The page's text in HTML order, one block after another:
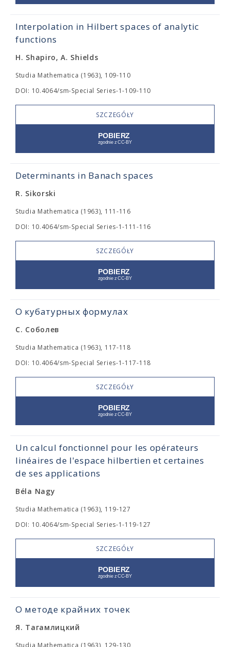
Interpolation in Hilbert spaces of analytic
functions
H. Shapiro, A. Shields
Studia Mathematica (1963), 109-110
DOI: 10.4064/sm-Special Series-1-109-110
SZCZEGÓŁY
Determinants in Banach spaces
R. Sikorski
Studia Mathematica (1963), 111-116
DOI: 10.4064/sm-Special Series-1-111-116
SZCZEGÓŁY
О кубатурных формулах
С. Соболев
Studia Mathematica (1963), 117-118
DOI: 10.4064/sm-Special Series-1-117-118
SZCZEGÓŁY
Un calcul fonctionnel pour les opérateurs
linéaires de l'espace hilbertien et certaines
de ses applications
Béla Nagy
Studia Mathematica (1963), 119-127
DOI: 10.4064/sm-Special Series-1-119-127
SZCZEGÓŁY
О методе крайних точек
Я. Тагамлицкий
Studia Mathematica (1963), 129-130